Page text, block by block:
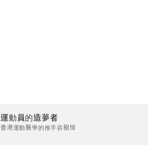
運動員的造夢者
香港運動醫學的推手容樹恒